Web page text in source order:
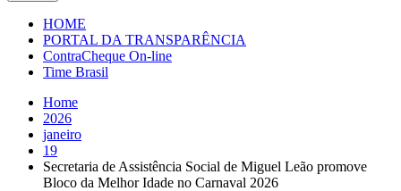
HOME
PORTAL DA TRANSPARÊNCIA
ContraCheque On-line
Time Brasil
Home
2026
janeiro
19
Secretaria de Assistência Social de Miguel Leão promove
Bloco da Melhor Idade no Carnaval 2026